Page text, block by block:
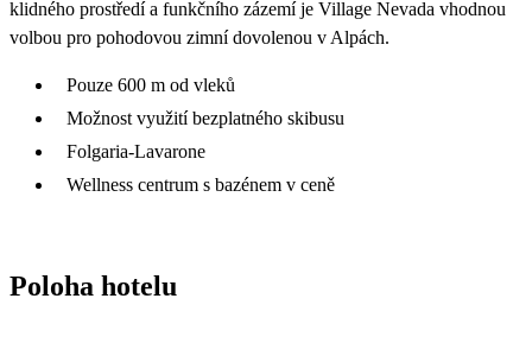
klidného prostředí a funkčního zázemí je Village Nevada vhodnou
volbou pro pohodovou zimní dovolenou v Alpách.
Pouze 600 m od vleků
Možnost využití bezplatného skibusu
Folgaria-Lavarone
Wellness centrum s bazénem v ceně
Poloha hotelu